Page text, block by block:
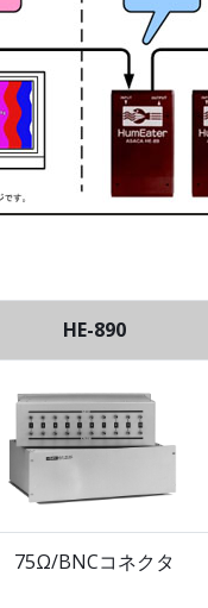
HE-890
75Ω/BNCコネクタ